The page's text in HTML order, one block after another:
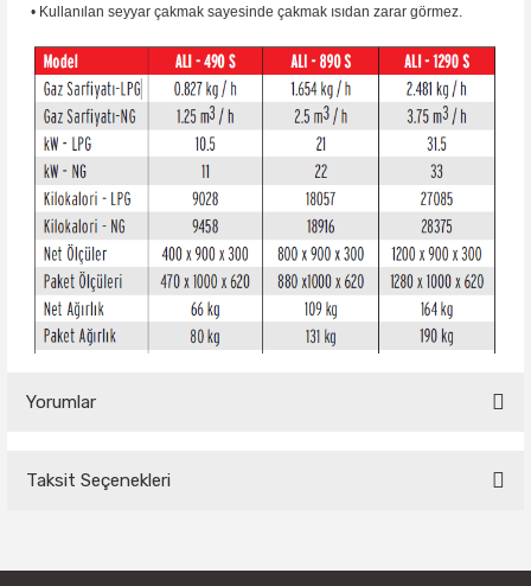
• Kullanılan seyyar çakmak sayesinde çakmak ısıdan zarar görmez.
Yorumlar
Yorum Yaz
Taksit Seçenekleri